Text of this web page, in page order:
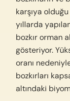
karşıya
yıllarda
bozkır orman
gösteriyor.
oranı
bozkırları
altındaki